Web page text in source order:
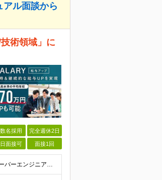
ル面談から
術領域」に
名採用 完全週休2日
面接可 面接1回
【必須】 ・ITエンジニアとしての実務経験 3年以上 （インフラエンジニア／サーバーエンジニア／ネットワークエンジニア／クラウドエンジニア／社内SE／バックエンドエンジニア等、領域不問） ・AWS／G